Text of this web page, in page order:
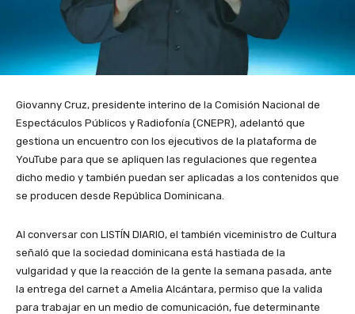
Giovanny Cruz, presidente interino de la Comisión Nacional de
Espectáculos Públicos y Radiofonía (CNEPR), adelantó que
gestiona un encuentro con los ejecutivos de la plataforma de
YouTube para que se apliquen las regulaciones que regentea
dicho medio y también puedan ser aplicadas a los contenidos que
se producen desde República Dominicana.
Al conversar con LISTÍN DIARIO, el también viceministro de Cultura
señaló que la sociedad dominicana está hastiada de la
vulgaridad y que la reacción de la gente la semana pasada, ante
la entrega del carnet a Amelia Alcántara, permiso que la valida
para trabajar en un medio de comunicación, fue determinante